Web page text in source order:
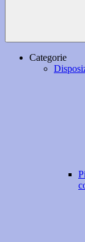
Categorie